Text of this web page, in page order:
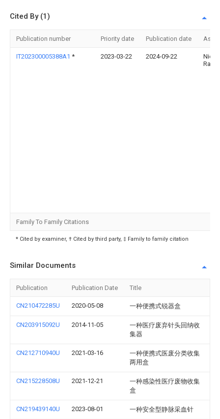
Cited By (1)
Publication number Priority date Publication date
IT202300005388A1 * 2023-03-22 2024-09-22
Raso
Family To Family Citations
* Cited by examiner, † Cited by third party, ‡ Family to family citation
Similar Documents
Publication Publication Date Title
CN210472285U 2020-05-08 一种便携式锐器盒
CN203915092U 2014-11-05
一种医疗废弃针头回纳收
集器
CN212710940U 2021-03-16
一种便携式医废分类收集
两用盒
CN215228508U 2021-12-21
一种感染性医疗废物收集
盒
CN219439140U 2023-08-01 一种安全型静脉采血针